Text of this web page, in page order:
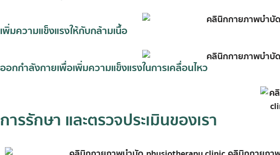
เพิ่มความแข็งแรงให้กับกล้ามเนื้อ
ออกกำลังกายเพื่อเพิ่มความแข็งแรงในการเคลื่อนไหว
การรักษา และตรวจประเมินของเรา